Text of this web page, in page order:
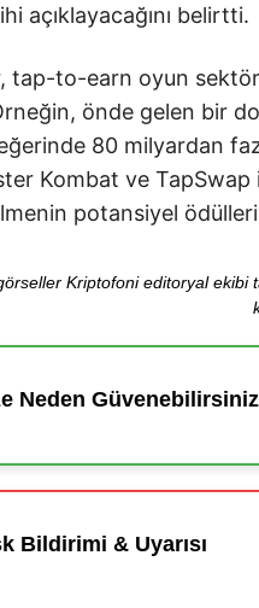
açıklayacağını belirtti.
tap-to-earn oyun
önde gelen bir
80 milyardan
Kombat ve
potansiyel
Kriptofoni editoryal ekibi
Neden
Bildirimi & Uyarısı